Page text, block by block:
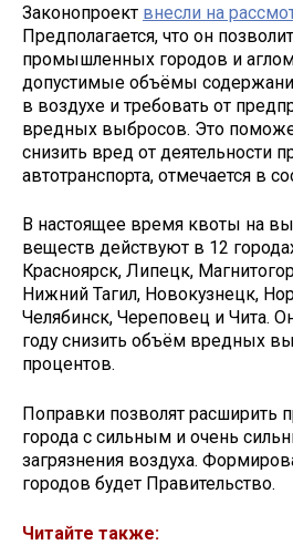
Законопроект внесли на
Предполагается, что он
промышленных городов и
допустимые объёмы
в воздухе и требовать от
вредных выбросов. Это
снизить вред от деятельности
автотранспорта, отмечается в
В настоящее время квоты на
веществ действуют в 12
Красноярск, Липецк,
Нижний Тагил, Новокузнецк,
Челябинск, Череповец и Чита.
году снизить объём вредных
процентов.
Поправки позволят расширить
города с сильным и очень
загрязнения воздуха.
городов будет Правительство.
Читайте также: